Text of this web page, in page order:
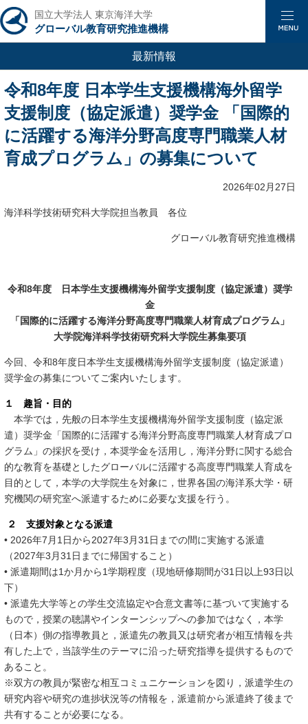
国立大学法人 東京海洋大学
グローバル教育研究推進機構
最新情報
令和8年度 日本学生支援機構海外留学
支援制度（協定派遣）奨学金 「国際的
に活躍する海洋分野高度専門職業人材
育成プログラム」の募集について
2026年02月27日
海洋科学技術研究科大学院担当教員 各位
グローバル教育研究推進機構
令和8年度 日本学生支援機構海外留学支援制度（協定派遣）奨学
金
「国際的に活躍する海洋分野高度専門職業人材育成プログラム」
大学院海洋科学技術研究科大学院生募集要項
今回、令和8年度日本学生支援機構海外留学支援制度（協定派遣）
奨学金の募集についてご案内いたします。
１ 趣旨・目的
本学では，先般の日本学生支援機構海外留学支援制度（協定派
遣）奨学金「国際的に活躍する海洋分野高度専門職業人材育成プロ
グラム」の採択を受け，本奨学金を活用し，海洋分野に関する総合
的な教育を基礎としたグローバルに活躍する高度専門職業人育成を
目的として，本学の大学院生を対象に，世界各国の海洋系大学・研
究機関の研究室へ派遣するために必要な支援を行う。
２ 支援対象となる派遣
• 2026年7月 1 日から2027年3 月31 日までの間に実施する派遣
（2027年3月31日までに帰国すること）
• 派遣期間は1か月から1学期程度（現地研修期間が31 日以上93日以
下）
• 派遣先大学等との学生交流協定や合意文書等に基づいて実施する
もので，授業の聴講やインターンシップへの参加ではなく，本学
（日本）側の指導教員と，派遣先の教員又は研究者が相互情報を共
有した上で，当該学生のテーマに沿った研究指導を提供するもので
あること。
※双方の教員が緊密な相互コミュニケーションを図り，派遣学生の
研究内容や研究の進捗状況等の情報を，派遣前から派遣終了後まで
共有することが必要になる。